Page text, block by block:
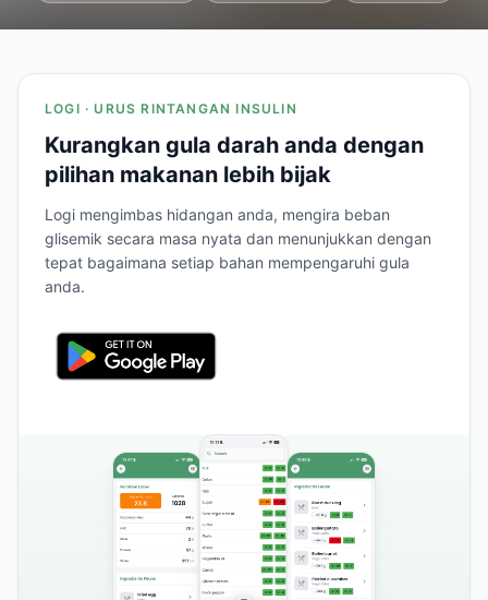
LOGI · URUS RINTANGAN INSULIN
Kurangkan gula darah anda dengan
pilihan makanan lebih bijak
Logi mengimbas hidangan anda, mengira beban
glisemik secara masa nyata dan menunjukkan dengan
tepat bagaimana setiap bahan mempengaruhi gula
anda.